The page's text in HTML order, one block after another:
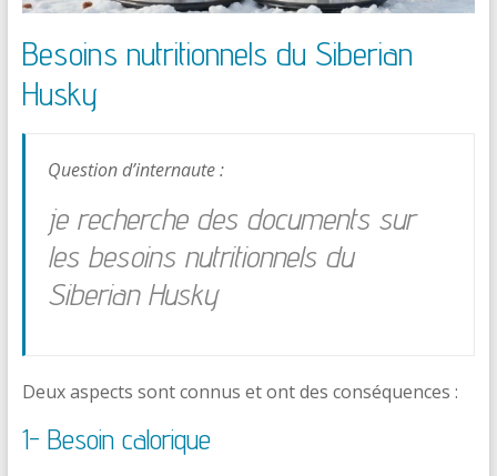
Besoins nutritionnels du Siberian
Husky
Question d’internaute :
je recherche des documents sur
les besoins nutritionnels du
Siberian Husky
Deux aspects sont connus et ont des conséquences :
1- Besoin calorique